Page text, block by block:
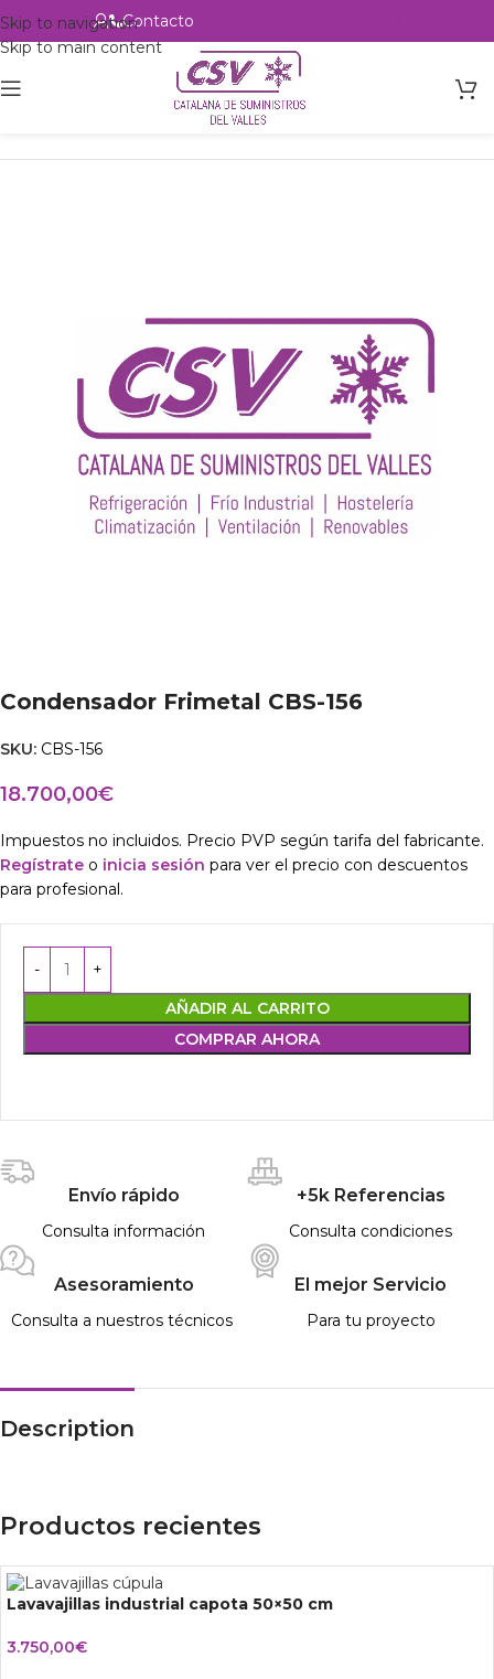
Skip to navigation
Skip to main content
Contacto
Intercambio
Condensador Frimetal CBS-156
SKU: CBS-156
18.700,00€
Impuestos no incluidos. Precio PVP según tarifa del fabricante.
Regístrate o inicia sesión para ver el precio con descuentos
para profesional.
AÑADIR AL CARRITO
COMPRAR AHORA
Envío rápido
Consulta información
+5k Referencias
Consulta condiciones
Asesoramiento
Consulta a nuestros técnicos
El mejor Servicio
Para tu proyecto
Description
Productos recientes
Lavavajillas industrial capota 50×50 cm
3.750,00€